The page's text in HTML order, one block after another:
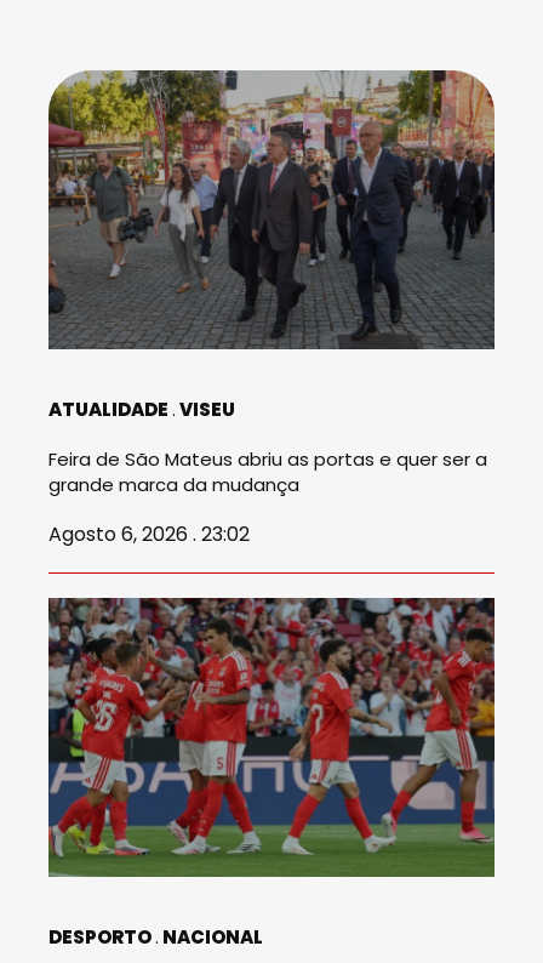
ATUALIDADE VISEU
Feira de São Mateus abriu as portas e quer ser a
grande marca da mudança
Agosto 6, 2026 . 23:02
DESPORTO NACIONAL